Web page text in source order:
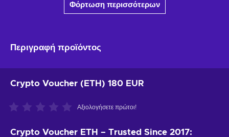
Φόρτωση περισσότερων
Περιγραφή προϊόντος
Crypto Voucher (ETH) 180 EUR
Αξιολογήσετε πρώτοι!
Crypto Voucher ETH – Trusted Since 2017: